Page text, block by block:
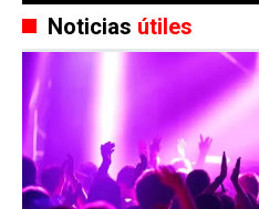
Noticias útiles